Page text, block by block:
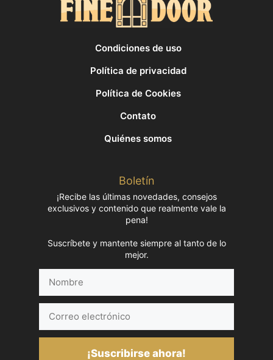
Condiciones de uso
Política de privacidad
Política de Cookies
Contato
Quiénes somos
Boletín
¡Recibe las últimas novedades, consejos
exclusivos y contenido que realmente vale la
pena!
Suscríbete y mantente siempre al tanto de lo
mejor.
electrónico
¡Suscribirse ahora!